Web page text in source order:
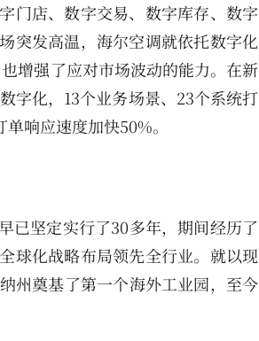
门店、数字交易、数字库存、数字
突发高温，海尔空调就依托数字化
增强了应对市场波动的能力。在新
字化，13个业务场景、23个系统打
响应速度加快50%。
已坚定实行了30多年，期间经历了
化战略布局领先全行业。就以现
州奠基了第一个海外工业园，至今